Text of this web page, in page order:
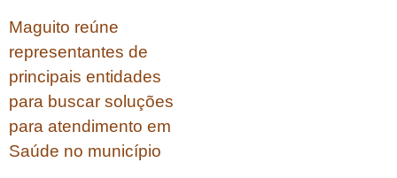
Maguito reúne
representantes de
principais entidades
para buscar soluções
para atendimento em
Saúde no município